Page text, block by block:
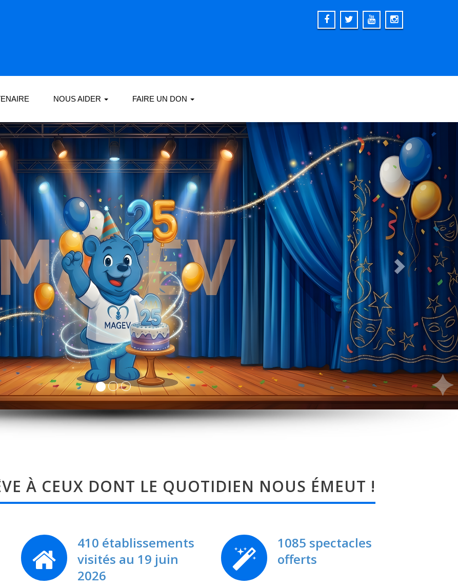
NOUS AIDER FAIRE UN DON
À CEUX DONT LE QUOTIDIEN NOUS ÉMEUT !
410 établissements
visités au 19 juin
2026
1085 spectacles
offerts